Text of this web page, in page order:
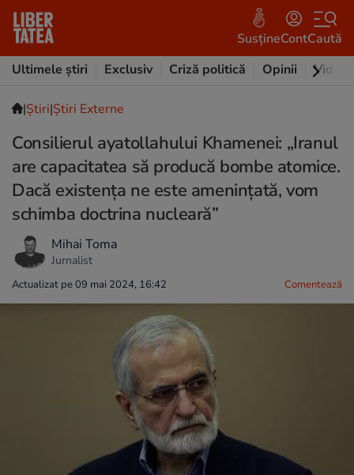
SusțineContCaută
Ultimele știri
Exclusiv Criză politică Opinii Video
|Ştiri|Știri Externe
Consilierul ayatollahului Khamenei: „Iranul
are capacitatea să producă bombe atomice.
Dacă existența ne este amenințată, vom
schimba doctrina nucleară”
Mihai Toma
Jurnalist
Actualizat pe 09 mai 2024, 16:42 Comentează